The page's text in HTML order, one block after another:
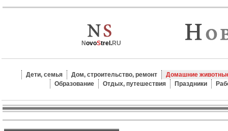
NovoStrel.RU
Дети, семья Дом, строительство, ремонт
Домашние
Образование
Отдых, путешествия Праздники